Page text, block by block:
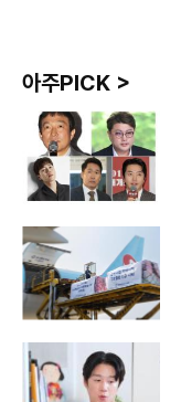
아주PICK >